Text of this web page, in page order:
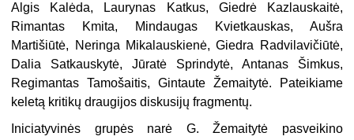
Algis Kalėda, Laurynas Katkus, Giedrė Kazlauskaitė,
Rimantas Kmita, Mindaugas Kvietkauskas, Aušra
Martišiūtė, Neringa Mikalauskienė, Giedra Radvilavičiūtė,
Dalia Satkauskytė, Jūratė Sprindytė, Antanas Šimkus,
Regimantas Tamošaitis, Gintaute Žemaitytė. Pateikiame
keletą kritikų draugijos diskusijų fragmentų.
Iniciatyvinės grupės narė G. Žemaitytė pasveikino